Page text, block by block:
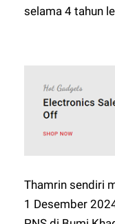
selama 4 tahun
Thamrin sendiri
1 Desember